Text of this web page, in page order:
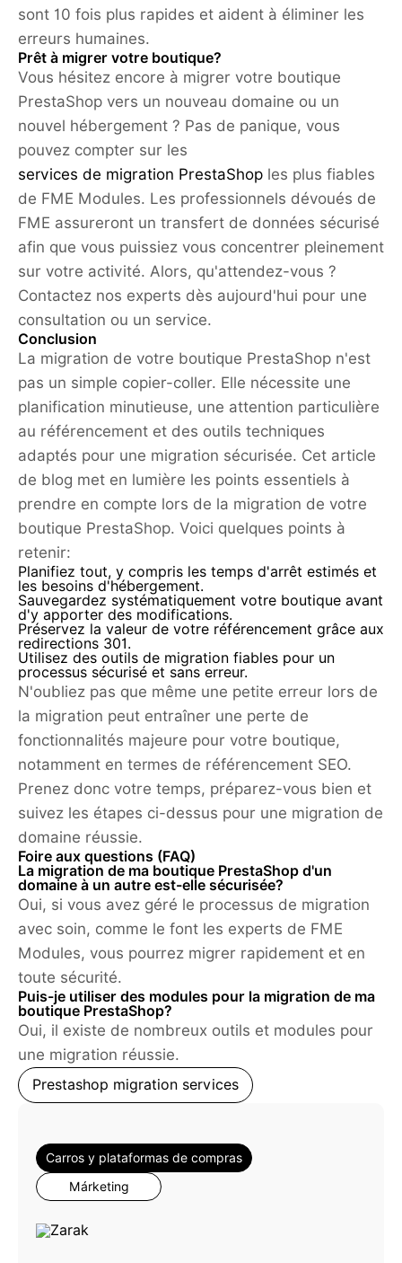
sont 10 fois plus rapides et aident à éliminer les
erreurs humaines.
Prêt à migrer votre boutique?
Vous hésitez encore à migrer votre boutique
PrestaShop vers un nouveau domaine ou un
nouvel hébergement ? Pas de panique, vous
pouvez compter sur les
services de migration PrestaShop les plus fiables
de FME Modules. Les professionnels dévoués de
FME assureront un transfert de données sécurisé
afin que vous puissiez vous concentrer pleinement
sur votre activité. Alors, qu'attendez-vous ?
Contactez nos experts dès aujourd'hui pour une
consultation ou un service.
Conclusion
La migration de votre boutique PrestaShop n'est
pas un simple copier-coller. Elle nécessite une
planification minutieuse, une attention particulière
au référencement et des outils techniques
adaptés pour une migration sécurisée. Cet article
de blog met en lumière les points essentiels à
prendre en compte lors de la migration de votre
boutique PrestaShop. Voici quelques points à
retenir:
Planifiez tout, y compris les temps d'arrêt estimés et
les besoins d'hébergement.
Sauvegardez systématiquement votre boutique avant
d'y apporter des modifications.
Préservez la valeur de votre référencement grâce aux
redirections 301.
Utilisez des outils de migration fiables pour un
processus sécurisé et sans erreur.
N'oubliez pas que même une petite erreur lors de
la migration peut entraîner une perte de
fonctionnalités majeure pour votre boutique,
notamment en termes de référencement SEO.
Prenez donc votre temps, préparez-vous bien et
suivez les étapes ci-dessus pour une migration de
domaine réussie.
Foire aux questions (FAQ)
La migration de ma boutique PrestaShop d'un
domaine à un autre est-elle sécurisée?
Oui, si vous avez géré le processus de migration
avec soin, comme le font les experts de FME
Modules, vous pourrez migrer rapidement et en
toute sécurité.
Puis-je utiliser des modules pour la migration de ma
boutique PrestaShop?
Oui, il existe de nombreux outils et modules pour
une migration réussie.
Prestashop migration services
Carros y plataformas de compras
Márketing